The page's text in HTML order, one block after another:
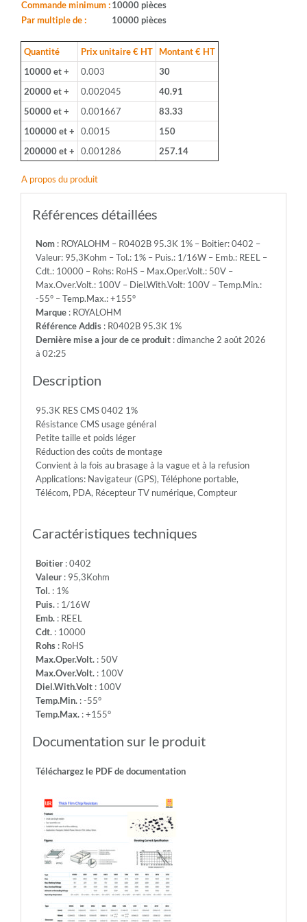
Boitier:
0402
Valeur:
95,3Kohm
Tol.:
1%
-
1/16W
-
-
Cdt.:
Rohs:
RoHS
-
Max.Oper.Volt.:
50V
-
Max.Over.Volt.:
Temp.Min.:
-55°
-
Temp.Max.:
+155°
Commande minimum :10000 pièces
Par multiple de :
10000 pièces
Quantité Prix unitaire € HT
Montant € HT
10000 et +
0.003
30
20000 et +
0.002045
40.91
50000 et +
0.001667
83.33
100000 et +
0.0015
150
200000 et +
0.001286 257.14
A propos du produit
Références détaillées
Nom: ROYALOHM – R0402B 95.3K 1% – Boitier: 0402 –
Valeur: 95,3Kohm – Tol.: 1% – Puis.: 1/16W – Emb.: REEL –
Cdt.: 10000 – Rohs: RoHS – Max.Oper.Volt.: 50V –
Max.Over.Volt.: 100V – Diel.With.Volt: 100V – Temp.Min.:
-55° – Temp.Max.: +155°
Marque: ROYALOHM
Référence Addis: R0402B 95.3K 1%
Dernière mise a jour de ce produit: dimanche 2 août 2026
à 02:25
Description
95.3K RES CMS 0402 1%
Résistance CMS usage général
Petite taille et poids léger
Réduction des coûts de montage
Convient à la fois au brasage à la vague et à la refusion
Applications: Navigateur (GPS), Téléphone portable,
Télécom, PDA, Récepteur TV numérique, Compteur
Caractéristiques techniques
Boitier: 0402
Valeur: 95,3Kohm
Tol.: 1%
Puis.: 1/16W
Emb.: REEL
Cdt.: 10000
Rohs: RoHS
Max.Oper.Volt.: 50V
Max.Over.Volt.: 100V
Diel.With.Volt: 100V
Temp.Min.: -55°
Temp.Max.: +155°
Documentation sur le produit
Téléchargez le PDF de documentation